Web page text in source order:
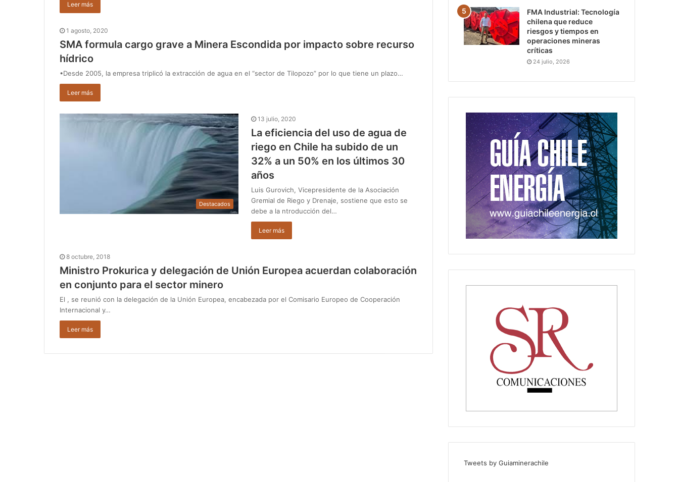
Leer más
1 agosto, 2020
SMA formula cargo grave a Minera Escondida por impacto sobre recurso
hídrico
•Desde 2005, la empresa triplicó la extracción de agua en el “sector de Tilopozo” por lo que tiene un plazo…
Leer más
Destacados
13 julio, 2020
La eficiencia del uso de agua de
riego en Chile ha subido de un
32% a un 50% en los últimos 30
años
Luis Gurovich, Vicepresidente de la Asociación
Gremial de Riego y Drenaje, sostiene que esto se
debe a la ntroducción del…
Leer más
8 octubre, 2018
Ministro Prokurica y delegación de Unión Europea acuerdan colaboración
en conjunto para el sector minero
El , se reunió con la delegación de la Unión Europea, encabezada por el Comisario Europeo de Cooperación
Internacional y…
Leer más
FMA Industrial: Tecnología
chilena que reduce
riesgos y tiempos en
operaciones mineras
críticas
24 julio, 2026
Tweets by Guiaminerachile